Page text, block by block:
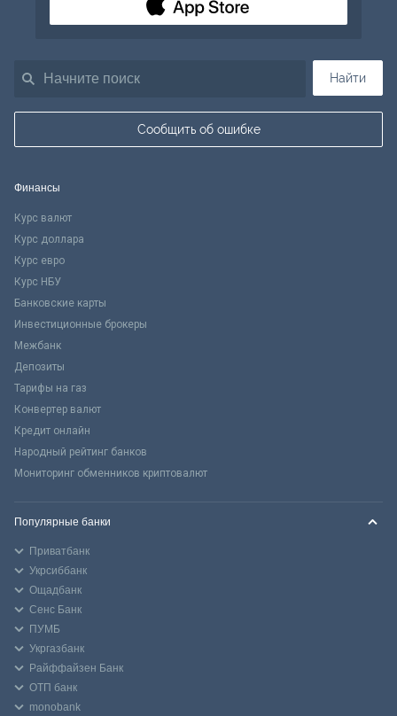
Найти
Сообщить об ошибке
Финансы
Курс валют
Курс доллара
Курс евро
Курс НБУ
Банковские карты
Инвестиционные брокеры
Межбанк
Депозиты
Тарифы на газ
Конвертер валют
Кредит онлайн
Народный рейтинг банков
Мониторинг обменников криптовалют
Популярные банки
Приватбанк
Укрсиббанк
Ощадбанк
Сенс Банк
ПУМБ
Укргазбанк
Райффайзен Банк
ОТП банк
monobank